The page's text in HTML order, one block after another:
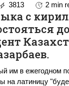
3813 2 min
с
до
им в ежегодном
на латиницу